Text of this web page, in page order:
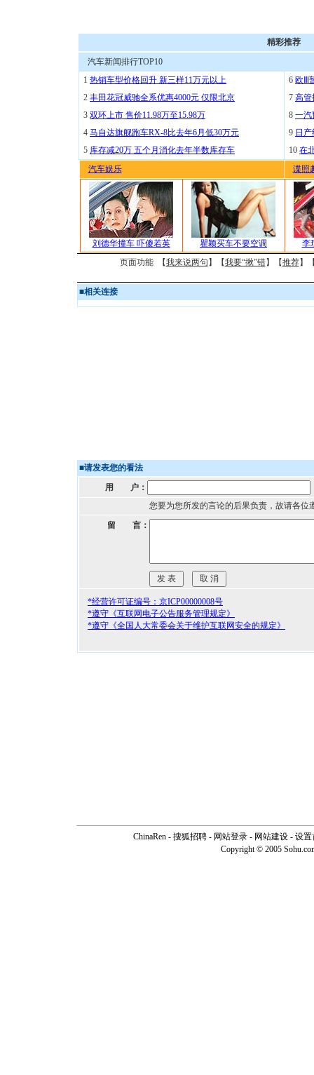
精彩推荐
汽车新闻排行TOP10
1 热销车型价格回升 新三样11万元以上
2 丰田花冠威驰全系优惠4000元 仅限北京
3 双环上市 售价11.98万至15.98万
4 马自达旗舰跑车RX-8比去年6月低30万元
5 库存减20万 五个月消化去年半数库存车
6 欧Ⅲ
7 高管
8 一汽
9 日
10 在
汽车娱乐
谍照
刘德华撞车 吓傻若英 瞿颖买车不要空调
李
页面功能 【我来说两句 】【我要“揪”错】【推荐】
■相关连接
■请发表您的看法
用 户：
您要为您所发的言论的后果负责，故请各位
留 言：
*经营许可证编号：京ICP00000008号
*遵守《互联网电子公告服务管理规定》
*遵守《全国人大常委会关于维护互联网安全的规定》
ChinaRen - 搜狐招聘 - 网站登录 - 网站建设 - 设置
Copyright © 2005